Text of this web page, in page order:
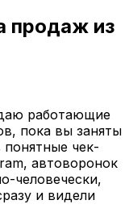
продаж из
работающие
пока вы заняты
чек-
автоворонок
человечески,
и видели